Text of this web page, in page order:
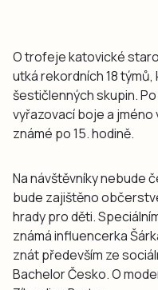
O trofeje katovické
utká rekordních 18
šestičlenných skupin.
vyřazovací boje a
známé po 15. hodině.
Na návštěvníky nebude
bude zajištěno
hrady pro děti.
známá influencerka
znát především ze
Bachelor Česko. O